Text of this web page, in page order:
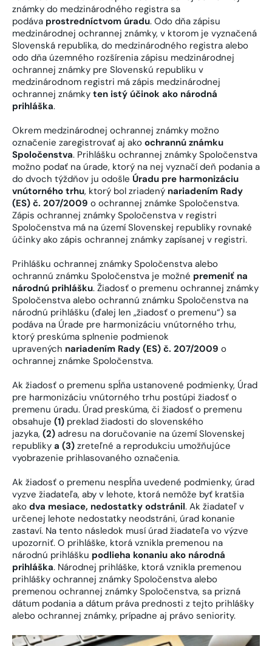
známky do medzinárodného registra sa
podáva prostredníctvom úradu. Odo dňa zápisu
medzinárodnej ochrannej známky, v ktorom je vyznačená
Slovenská republika, do medzinárodného registra alebo
odo dňa územného rozšírenia zápisu medzinárodnej
ochrannej známky pre Slovenskú republiku v
medzinárodnom registri má zápis medzinárodnej
ochrannej známky ten istý účinok ako národná
prihláška.
Okrem medzinárodnej ochrannej známky možno
označenie zaregistrovať aj ako ochrannú známku
Spoločenstva. Prihlášku ochrannej známky Spoločenstva
možno podať na úrade, ktorý na nej vyznačí deň podania a
do dvoch týždňov ju odošle Úradu pre harmonizáciu
vnútorného trhu, ktorý bol zriadený nariadením Rady
(ES) č. 207/2009 o ochrannej známke Spoločenstva.
Zápis ochrannej známky Spoločenstva v registri
Spoločenstva má na území Slovenskej republiky rovnaké
účinky ako zápis ochrannej známky zapísanej v registri.
Prihlášku ochrannej známky Spoločenstva alebo
ochrannú známku Spoločenstva je možné premeniť na
národnú prihlášku. Žiadosť o premenu ochrannej známky
Spoločenstva alebo ochrannú známku Spoločenstva na
národnú prihlášku (ďalej len „žiadosť o premenu“) sa
podáva na Úrade pre harmonizáciu vnútorného trhu,
ktorý preskúma splnenie podmienok
upravených nariadením Rady (ES) č. 207/2009 o
ochrannej známke Spoločenstva.
Ak žiadosť o premenu spĺňa ustanovené podmienky, Úrad
pre harmonizáciu vnútorného trhu postúpi žiadosť o
premenu úradu. Úrad preskúma, či žiadosť o premenu
obsahuje (1) preklad žiadosti do slovenského
jazyka, (2) adresu na doručovanie na území Slovenskej
republiky a (3) zreteľné a reprodukciu umožňujúce
vyobrazenie prihlasovaného označenia.
Ak žiadosť o premenu nespĺňa uvedené podmienky, úrad
vyzve žiadateľa, aby v lehote, ktorá nemôže byť kratšia
ako dva mesiace, nedostatky odstránil. Ak žiadateľ v
určenej lehote nedostatky neodstráni, úrad konanie
zastaví. Na tento následok musí úrad žiadateľa vo výzve
upozorniť. O prihláške, ktorá vznikla premenou na
národnú prihlášku podlieha konaniu ako národná
prihláška. Národnej prihláške, ktorá vznikla premenou
prihlášky ochrannej známky Spoločenstva alebo
premenou ochrannej známky Spoločenstva, sa prizná
dátum podania a dátum práva prednosti z tejto prihlášky
alebo ochrannej známky, prípadne aj právo seniority.